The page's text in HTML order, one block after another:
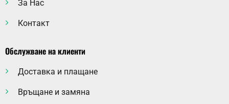
За Нас
Контакт
Обслужване на клиенти
Доставка и плащане
Връщане и замяна